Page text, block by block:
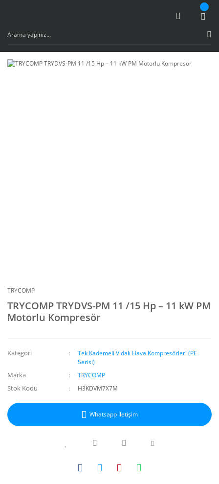
TRYCOMP
TRYCOMP TRYDVS-PM 11 /15 Hp – 11 kW PM
Motorlu Kompresör
Kategori
Tek Kademeli Vidalı Hava Kompresörleri (PE
Serisi)
Marka TRYCOMP
Stok Kodu H3KDVM7X7M
Whatsapp İletişim